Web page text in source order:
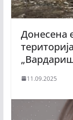
Донесена
11.09.2025